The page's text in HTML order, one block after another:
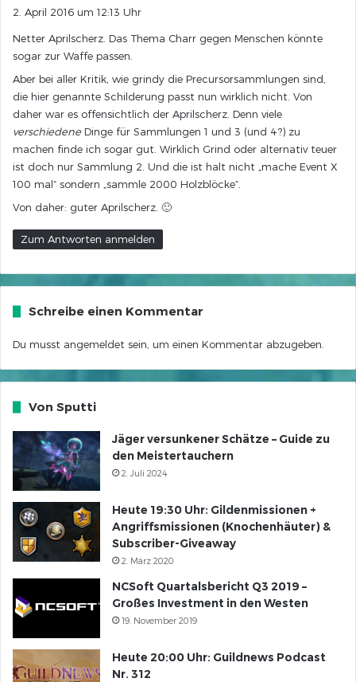
t
:
2. April 2016 um 12:13 Uhr
Netter Aprilscherz. Das Thema Charr gegen Menschen könnte
sogar zur Waffe passen.
Aber bei aller Kritik, wie grindy die Precursorsammlungen sind,
die hier genannte Schilderung passt nun wirklich nicht. Von
daher war es offensichtlich der Aprilscherz. Denn viele
verschiedeneDinge für Sammlungen 1 und 3 (und 4?) zu
machen finde ich sogar gut. Wirklich Grind oder alternativ teuer
ist doch nur Sammlung 2. Und die ist halt nicht „mache Event X
100 mal“ sondern „sammle 2000 Holzblöcke“.
Von daher: guter Aprilscherz. 🙂
Zum Antworten anmelden
Schreibe einen Kommentar
Du musst angemeldet sein, um einen Kommentar abzugeben.
Von Sputti
Jäger versunkener Schätze – Guide zu
den Meistertauchern
2. Juli 2024
Heute 19:30 Uhr: Gildenmissionen +
Angriffsmissionen (Knochenhäuter) &
Subscriber-Giveaway
2. März 2020
NCSoft Quartalsbericht Q3 2019 –
Großes Investment in den Westen
19. November 2019
Heute 20:00 Uhr: Guildnews Podcast
Nr. 312